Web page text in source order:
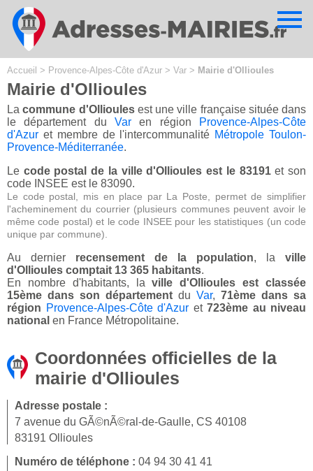
Accueil > Provence-Alpes-Côte d'Azur > Var > Mairie d'Ollioules
Mairie d'Ollioules
Lacommune d'Ollioulesest une ville française située dans
le département du Var en région
Provence-Alpes-Côte
d'Azur et membre de l'intercommunalité Métropole Toulon-
Provence-Méditerranée.
Le code postal de la ville d'Ollioules est le 83191et son
code INSEE est le 83090.
Le code postal, mis en place par La Poste, permet de simplifier
l'acheminement du courrier (plusieurs communes peuvent avoir le
même code postal) et le code INSEE pour les statistiques (un code
unique par commune).
Au dernier recensement de la population, la ville
d'Ollioules comptait 13 365 habitants.
En nombre d'habitants, laville d'Ollioules est classée
15ème dans son département du Var, 71ème dans sa
région Provence-Alpes-Côte d'Azur et 723ème au niveau
national en France Métropolitaine.
Coordonnées officielles de la
mairie d'Ollioules
Adresse postale :
7 avenue du GÃ©nÃ©ral-de-Gaulle, CS 40108
83191 Ollioules
Numéro de téléphone : 04 94 30 41 41
Cookies management panel